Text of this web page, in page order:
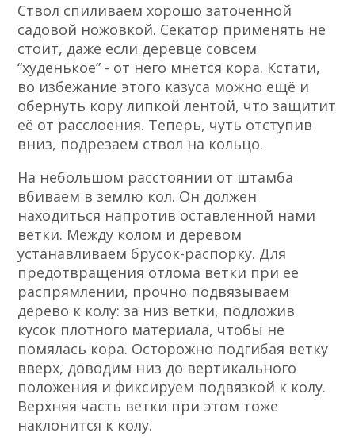
Ствол спиливаем хорошо заточенной
садовой ножовкой. Секатор применять не
стоит, даже если деревце совсем
“худенькое” - от него мнется кора. Кстати,
во избежание этого казуса можно ещё и
обернуть кору липкой лентой, что защитит
её от расслоения. Теперь, чуть отступив
вниз, подрезаем ствол на кольцо.
На небольшом расстоянии от штамба
вбиваем в землю кол. Он должен
находиться напротив оставленной нами
ветки. Между колом и деревом
устанавливаем брусок-распорку. Для
предотвращения отлома ветки при её
распрямлении, прочно подвязываем
дерево к колу: за низ ветки, подложив
кусок плотного материала, чтобы не
помялась кора. Осторожно подгибая ветку
вверх, доводим низ до вертикального
положения и фиксируем подвязкой к колу.
Верхняя часть ветки при этом тоже
наклонится к колу.